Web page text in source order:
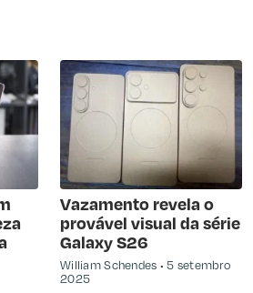
Vazamento revela o
provável visual da série
Galaxy S26
William Schendes
5 setembro
2025